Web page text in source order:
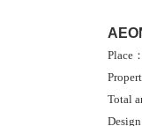
Place
Total